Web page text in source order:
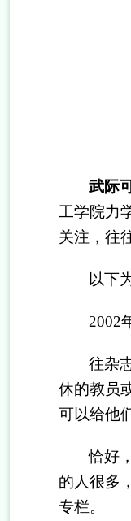
武际
工学院力
关注，往
以下
2002
往杂
休的教员
可以给他
恰好
的人很多
专栏。